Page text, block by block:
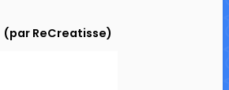
(par ReCreatisse)